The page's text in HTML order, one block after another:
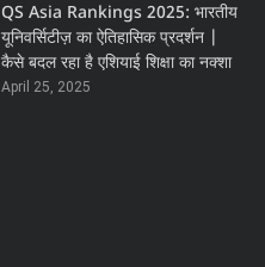
QS Asia Rankings 2025: भारतीय
यूनिवर्सिटीज़ का ऐतिहासिक प्रदर्शन |
कैसे बदल रहा है एशियाई शिक्षा का नक्शा
April 25, 2025